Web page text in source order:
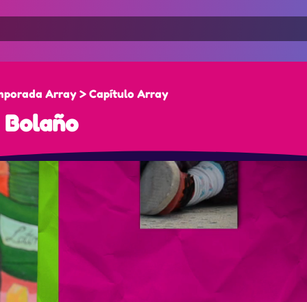
Array > Capítulo Array
Bolaño